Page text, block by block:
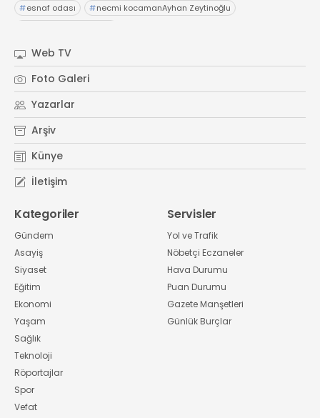
#esnaf odası #necmi kocamanAyhan Zeytinoğlu
Web TV
Foto Galeri
Yazarlar
Arşiv
Künye
İletişim
Kategoriler
Gündem
Asayiş
Siyaset
Eğitim
Ekonomi
Yaşam
Sağlık
Teknoloji
Röportajlar
Spor
Vefat
Servisler
Yol ve Trafik
Nöbetçi Eczaneler
Hava Durumu
Puan Durumu
Gazete Manşetleri
Günlük Burçlar